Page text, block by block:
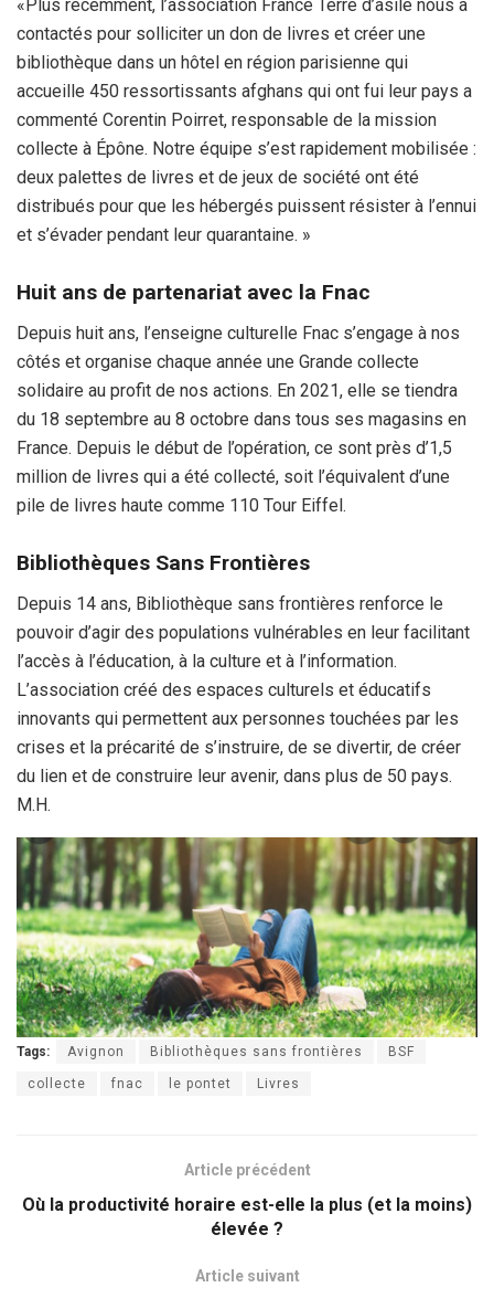
«Plus récemment, l’association France Terre d’asile nous a
contactés pour solliciter un don de livres et créer une
bibliothèque dans un hôtel en région parisienne qui
accueille 450 ressortissants afghans qui ont fui leur pays a
commenté Corentin Poirret, responsable de la mission
collecte à Épône. Notre équipe s’est rapidement mobilisée :
deux palettes de livres et de jeux de société ont été
distribués pour que les hébergés puissent résister à l’ennui
et s’évader pendant leur quarantaine. »
Huit ans de partenariat avec la Fnac
Depuis huit ans, l’enseigne culturelle Fnac s’engage à nos
côtés et organise chaque année une Grande collecte
solidaire au profit de nos actions. En 2021, elle se tiendra
du 18 septembre au 8 octobre dans tous ses magasins en
France. Depuis le début de l’opération, ce sont près d’1,5
million de livres qui a été collecté, soit l’équivalent d’une
pile de livres haute comme 110 Tour Eiffel.
Bibliothèques Sans Frontières
Depuis 14 ans, Bibliothèque sans frontières renforce le
pouvoir d’agir des populations vulnérables en leur facilitant
l’accès à l’éducation, à la culture et à l’information.
L’association créé des espaces culturels et éducatifs
innovants qui permettent aux personnes touchées par les
crises et la précarité de s’instruire, de se divertir, de créer
du lien et de construire leur avenir, dans plus de 50 pays.
M.H.
Tags: Avignon Bibliothèques sans frontières BSF
collecte fnac le pontet Livres
Article précédent
Où la productivité horaire est-elle la plus (et la moins)
élevée ?
Article suivant